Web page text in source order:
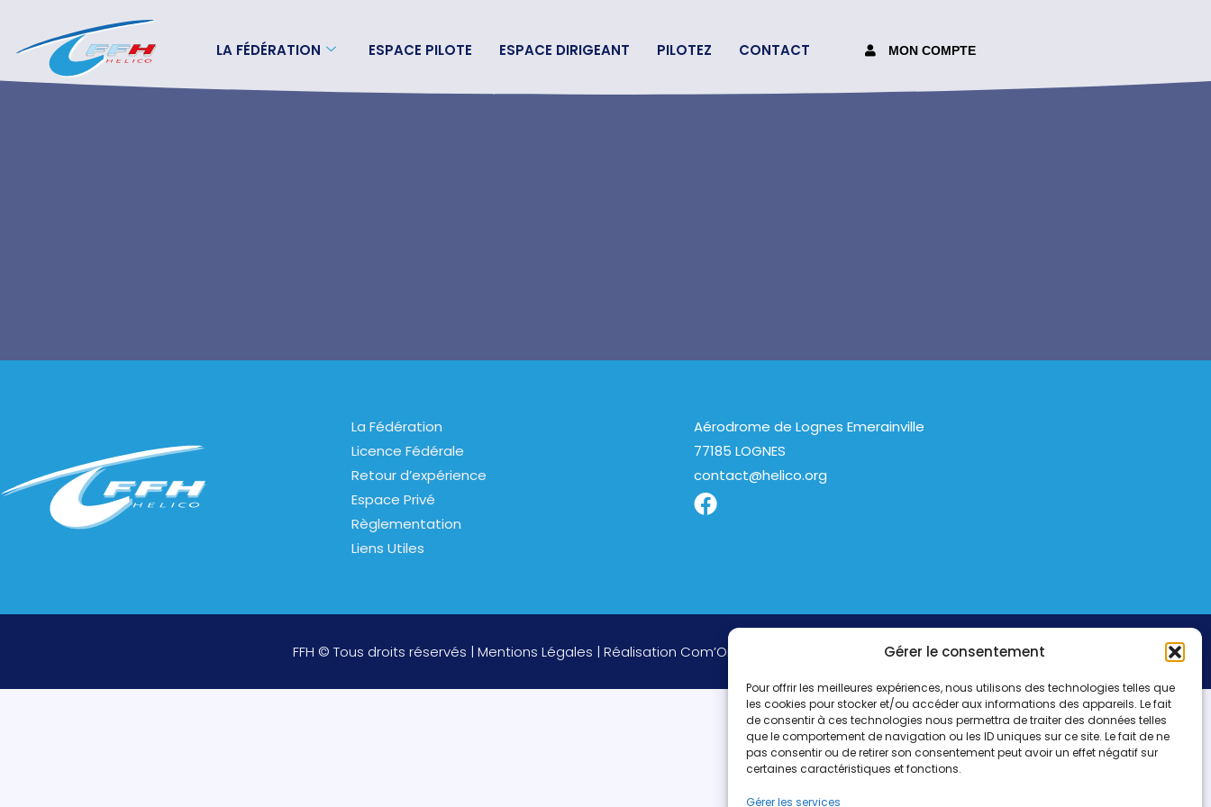
Gérer le consentement
Pour offrir les meilleures expériences, nous utilisons des technologies telles que
les cookies pour stocker et/ou accéder aux informations des appareils. Le fait
de consentir à ces technologies nous permettra de traiter des données telles
que le comportement de navigation ou les ID uniques sur ce site. Le fait de ne
pas consentir ou de retirer son consentement peut avoir un effet négatif sur
certaines caractéristiques et fonctions.
Gérer les services
LA FÉDÉRATION ESPACE PILOTE ESPACE DIRIGEANT PILOTEZ CONTACT MON COMPTE
La Fédération
Licence Fédérale
Retour d’expérience
Espace Privé
Règlementation
Liens Utiles
Aérodrome de Lognes Emerainville
77185 LOGNES
contact@helico.org
FFH © Tous droits réservés | Mentions Légales | Réalisation Com’On